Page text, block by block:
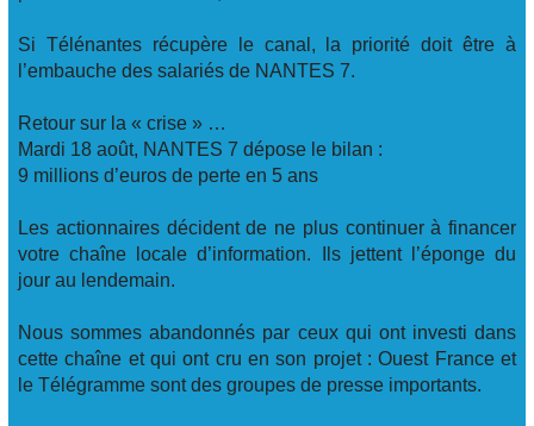
Si Télénantes récupère le canal, la priorité doit être à
l’embauche des salariés de NANTES 7.
Retour sur la « crise » …
Mardi 18 août, NANTES 7 dépose le bilan :
9 millions d’euros de perte en 5 ans
Les actionnaires décident de ne plus continuer à financer
votre chaîne locale d’information. Ils jettent l’éponge du
jour au lendemain.
Nous sommes abandonnés par ceux qui ont investi dans
cette chaîne et qui ont cru en son projet : Ouest France et
le Télégramme sont des groupes de presse importants.